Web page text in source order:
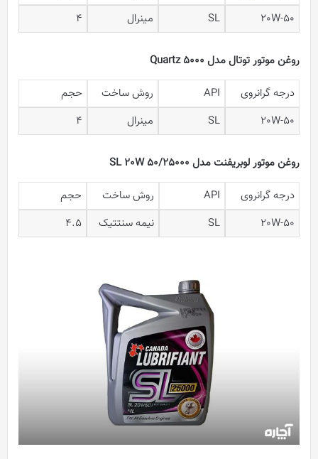
20W-50
SL مینرال 4
روغن موتور توتال مدل Quartz 5000
درجه گرانروی
API روش ساخت
حجم
20W-50
SL مینرال 4
روغن موتور لوبریفنت مدل SL 20W 50/25000
درجه گرانروی
API روش ساخت
حجم
20W-50
SL نیمه سنتتیک 4.5